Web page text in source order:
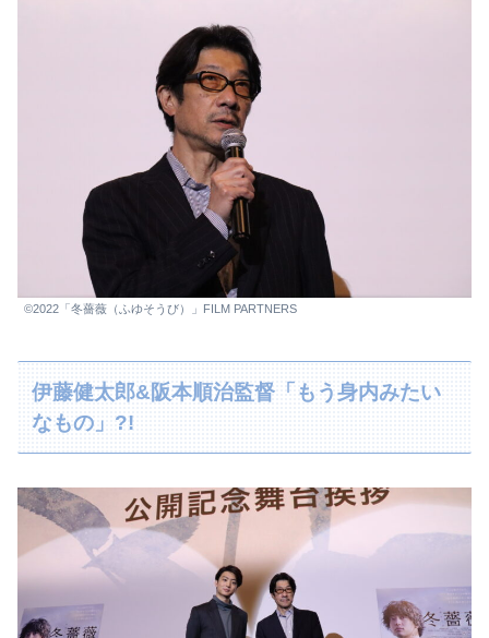
©2022「冬薔薇（ふゆそうび）」FILM PARTNERS
伊藤健太郎&阪本順治監督「もう身内みたい
なもの」?!